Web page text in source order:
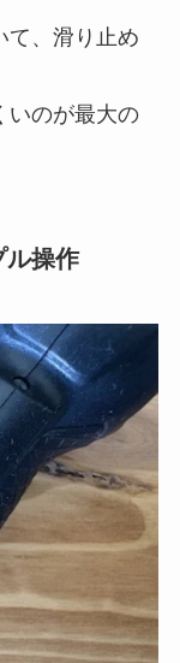
て、滑り止め
いのが最大の
操作